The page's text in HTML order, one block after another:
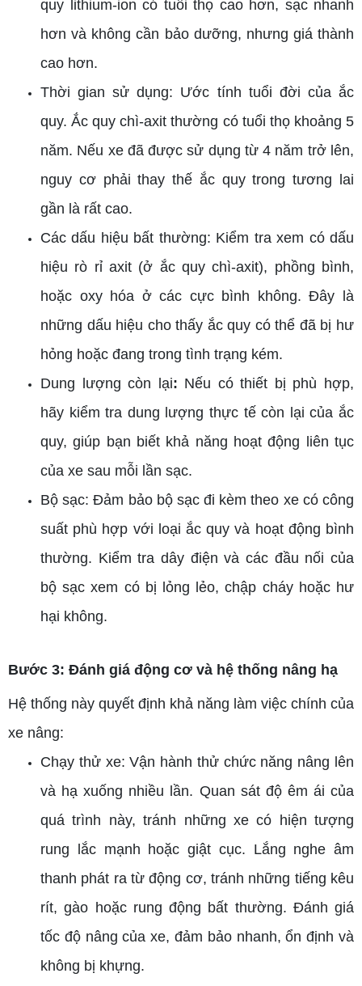
quy lithium-ion có tuổi thọ cao hơn, sạc nhanh
hơn và không cần bảo dưỡng, nhưng giá thành
cao hơn.
Thời gian sử dụng: Ước tính tuổi đời của ắc
quy. Ắc quy chì-axit thường có tuổi thọ khoảng 5
năm. Nếu xe đã được sử dụng từ 4 năm trở lên,
nguy cơ phải thay thế ắc quy trong tương lai
gần là rất cao.
Các dấu hiệu bất thường: Kiểm tra xem có dấu
hiệu rò rỉ axit (ở ắc quy chì-axit), phồng bình,
hoặc oxy hóa ở các cực bình không. Đây là
những dấu hiệu cho thấy ắc quy có thể đã bị hư
hỏng hoặc đang trong tình trạng kém.
Dung lượng còn lại: Nếu có thiết bị phù hợp,
hãy kiểm tra dung lượng thực tế còn lại của ắc
quy, giúp bạn biết khả năng hoạt động liên tục
của xe sau mỗi lần sạc.
Bộ sạc: Đảm bảo bộ sạc đi kèm theo xe có công
suất phù hợp với loại ắc quy và hoạt động bình
thường. Kiểm tra dây điện và các đầu nối của
bộ sạc xem có bị lỏng lẻo, chập cháy hoặc hư
hại không.
Bước 3: Đánh giá động cơ và hệ thống nâng hạ
Hệ thống này quyết định khả năng làm việc chính của
xe nâng:
Chạy thử xe: Vận hành thử chức năng nâng lên
và hạ xuống nhiều lần. Quan sát độ êm ái của
quá trình này, tránh những xe có hiện tượng
rung lắc mạnh hoặc giật cục. Lắng nghe âm
thanh phát ra từ động cơ, tránh những tiếng kêu
rít, gào hoặc rung động bất thường. Đánh giá
tốc độ nâng của xe, đảm bảo nhanh, ổn định và
không bị khựng.